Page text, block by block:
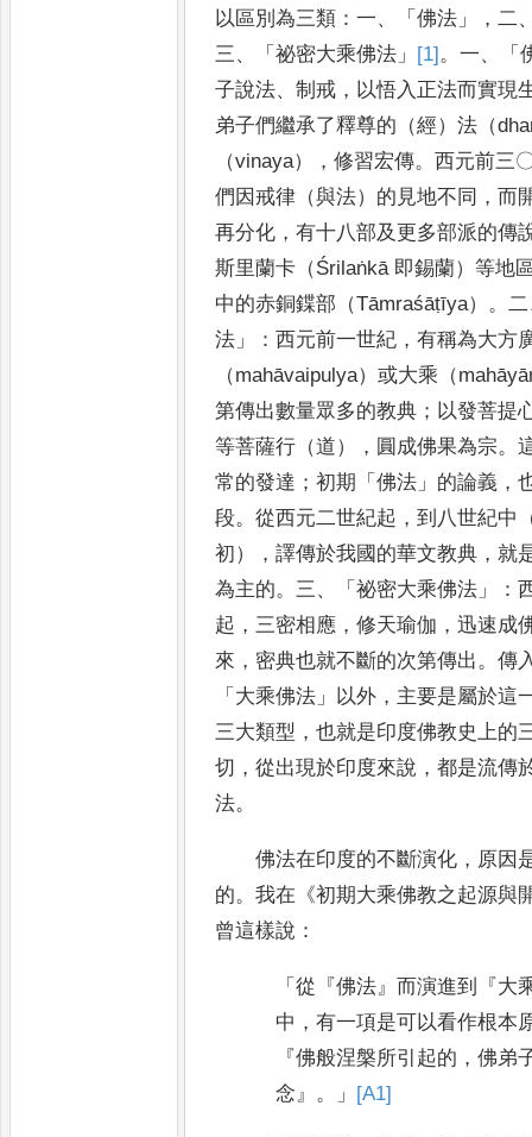
以區別為三類 ：一、「佛法 」，二
三、 「祕密大乘佛法 」 [1] 。一、「
子說法、制戒 ， 以悟入正法而實現
弟子們繼承了釋尊的（經）法（
（vinaya） ，修習宏傳。 西元前三
們因戒律（與法）的見地不同 ， 而
再分化 ，有十八部及更多部派的傳
斯里蘭卡（Śrilaṅkā即錫蘭）等地
中的赤銅鍱部（Tāmraśāṭīya） 。二
法 」： 西元前一世紀 ，有稱為大方
（mahāvaipulya）或大乘（
第傳出數量眾多的教典 ； 以發菩提
等菩薩行（道） ， 圓成佛果為宗。
常的發達 ；初期 「佛法 」 的論義 ，
段。從西元二世紀起 ，到八世紀中
初）
，譯傳於我國 的華文教典 ，就
為主的。三、「祕密大乘佛法 」：
起 ，三密相應 ，修天瑜伽 ，迅速成
來 ， 密典也就不斷的次第傳出。傳
「 大乘佛法 」 以外 ， 主要是屬於這
三大類型 ，也就是印度佛教史上的
切 ，從出現於印度來說 ，都是流傳
法。
佛法在印度的不斷演化 ， 原因
的。我在 《初期大乘佛教之起源與
曾這樣說 ：
「從 『佛法』 而演進到 『 大
中 ，有一項是可以看作根本
『佛般涅槃所引起的 ，佛弟
念』。」 [A1]